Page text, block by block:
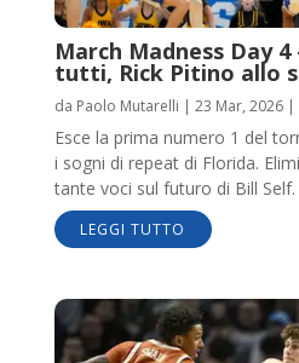
March Madness Day
tutti, Rick Pitino allo
da Paolo Mutarelli | 23 Mar, 2026|
Esce la prima numero 1 del
i sogni di repeat di Florida.
tante voci sul futuro di Bill Self.
LEGGI TUTTO